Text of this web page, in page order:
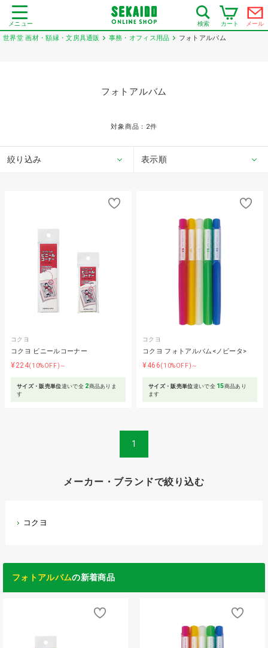
メニュー 検索 カート メール
世界堂 画材・額縁・文房具通販 事務・オフィス用品 フォトアルバム
フォトアルバム
対象商品： 2件
絞り込み 表示順
コクヨ
コクヨ ビニールコーナー
¥224(10%OFF)～
サイズ・販売単位違いで全 2商品ありま
す
コクヨ
コクヨ フォトアルバム<ノビータ>
¥466(10%OFF)～
サイズ・販売単位違いで全 15商品あり
ます
1
メーカー・ブランドで絞り込む
コクヨ
フォトアルバムの新着商品